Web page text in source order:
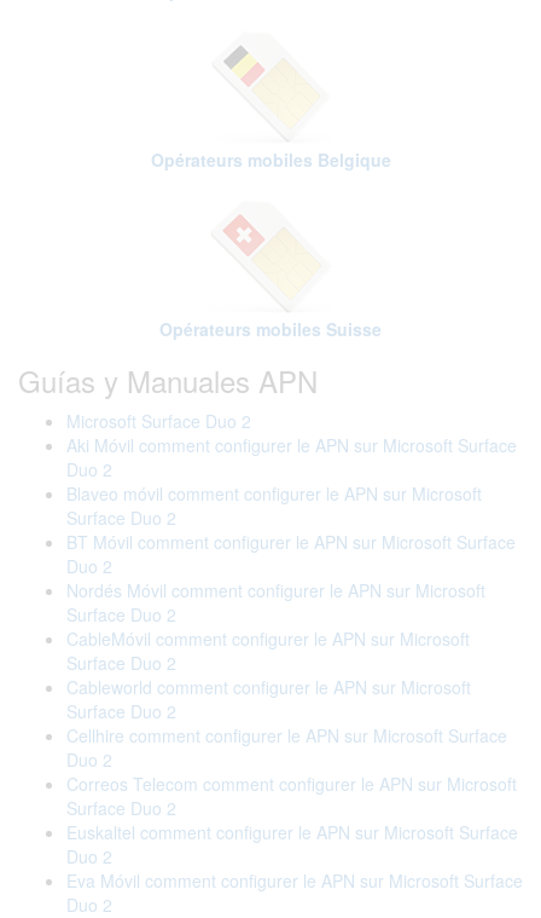
Opérateurs mobiles Belgique
Opérateurs mobiles Suisse
Guías y Manuales APN
Microsoft Surface Duo 2
Aki Móvil comment configurer le APN sur Microsoft Surface
Duo 2
Blaveo móvil comment configurer le APN sur Microsoft
Surface Duo 2
BT Móvil comment configurer le APN sur Microsoft Surface
Duo 2
Nordés Móvil comment configurer le APN sur Microsoft
Surface Duo 2
CableMóvil comment configurer le APN sur Microsoft
Surface Duo 2
Cableworld comment configurer le APN sur Microsoft
Surface Duo 2
Cellhire comment configurer le APN sur Microsoft Surface
Duo 2
Correos Telecom comment configurer le APN sur Microsoft
Surface Duo 2
Euskaltel comment configurer le APN sur Microsoft Surface
Duo 2
Eva Móvil comment configurer le APN sur Microsoft Surface
Duo 2